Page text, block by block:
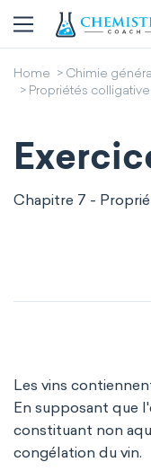
Home
Chimie
Propriétés
Chapitre 7 -
Les vins
En supposant que
constituant non
congélation du vin.